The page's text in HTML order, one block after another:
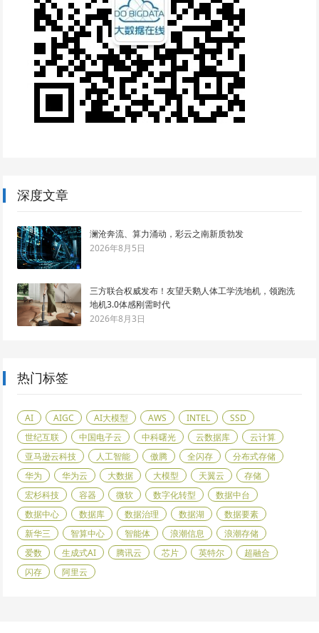
深度文章
澜沧奔流、算力涌动，彩云之南新质勃发
2026年8月5日
三方联合权威发布！友望天鹅人体工学洗地机，领跑洗
地机3.0体感刚需时代
2026年8月3日
热门标签
AI AIGC AI大模型 AWS INTEL
SSD
世纪互联
中国电子云 中科曙光 云数据库
云计算
亚马逊云科技
人工智能 傲腾 全闪存
分布式存储
华为
华为云 大数据 大模型 天翼云
存储
宏杉科技
容器 微软 数字化转型
数据中台
数据中心
数据库 数据治理 数据湖
数据要素
新华三
智算中心 智能体 浪潮信息
浪潮存储
爱数
生成式AI 腾讯云 芯片 英特尔
超融合
闪存
阿里云